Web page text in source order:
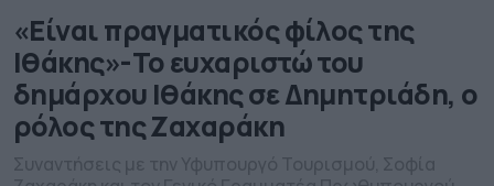
«Είναι πραγματικός φίλος της
Ιθάκης»-Το ευχαριστώ του
δημάρχου Ιθάκης σε Δημητριάδη, ο
ρόλος της Ζαχαράκη